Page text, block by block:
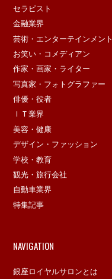
セラピスト
金融業界
芸術・エンターテインメント
お笑い・コメディアン
作家・画家・ライター
写真家・フォトグラファー
俳優・役者
ＩＴ業界
美容・健康
デザイン・ファッション
学校・教育
観光・旅行会社
自動車業界
特集記事
NAVIGATION
銀座ロイヤルサロンとは